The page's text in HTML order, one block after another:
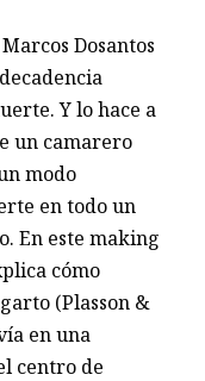
Dosantos
Y lo hace a
un camarero
modo
en todo un
En este making
cómo
(Plasson &
en una
centro de